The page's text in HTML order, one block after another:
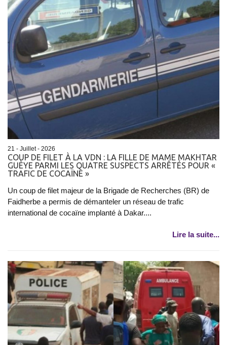
21 - Juillet - 2026
COUP DE FILET À LA VDN : LA FILLE DE MAME MAKHTAR
GUÈYE PARMI LES QUATRE SUSPECTS ARRÊTÉS POUR «
TRAFIC DE COCAÏNE »
Un coup de filet majeur de la Brigade de Recherches (BR) de
Faidherbe a permis de démanteler un réseau de trafic
international de cocaïne implanté à Dakar....
Lire la suite...